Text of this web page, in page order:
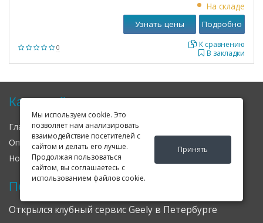
Мы используем cookie. Это
позволяет нам анализировать
взаимодействие посетителей с
сайтом и делать его лучше.
Продолжая пользоваться
сайтом, вы соглашаетесь с
использованием файлов cookie.
Принять
0
На складе
В закладки
К сравнению
Узнать цены Подробно
Карта сайта
Главная О нас
Оплата
Доставка
Новости
Оферта
Последние новости
Открылся клубный сервис Geely в Петербурге